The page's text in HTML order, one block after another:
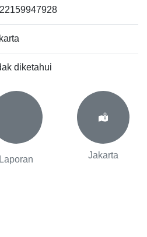
diketahui
Laporan Jakarta